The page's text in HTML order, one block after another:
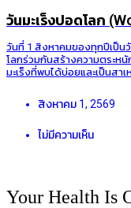
วันมะเร็งปอดโลก
วันที่ 1 สิงหาคมของทุกปีเป็นวั
โลกร่วมกันสร้างความตระห
มะเร็งที่พบได้บ่อยและเป็นสา
สิงหาคม 1, 2569
ไม่มีความเห็น
Your Health Is